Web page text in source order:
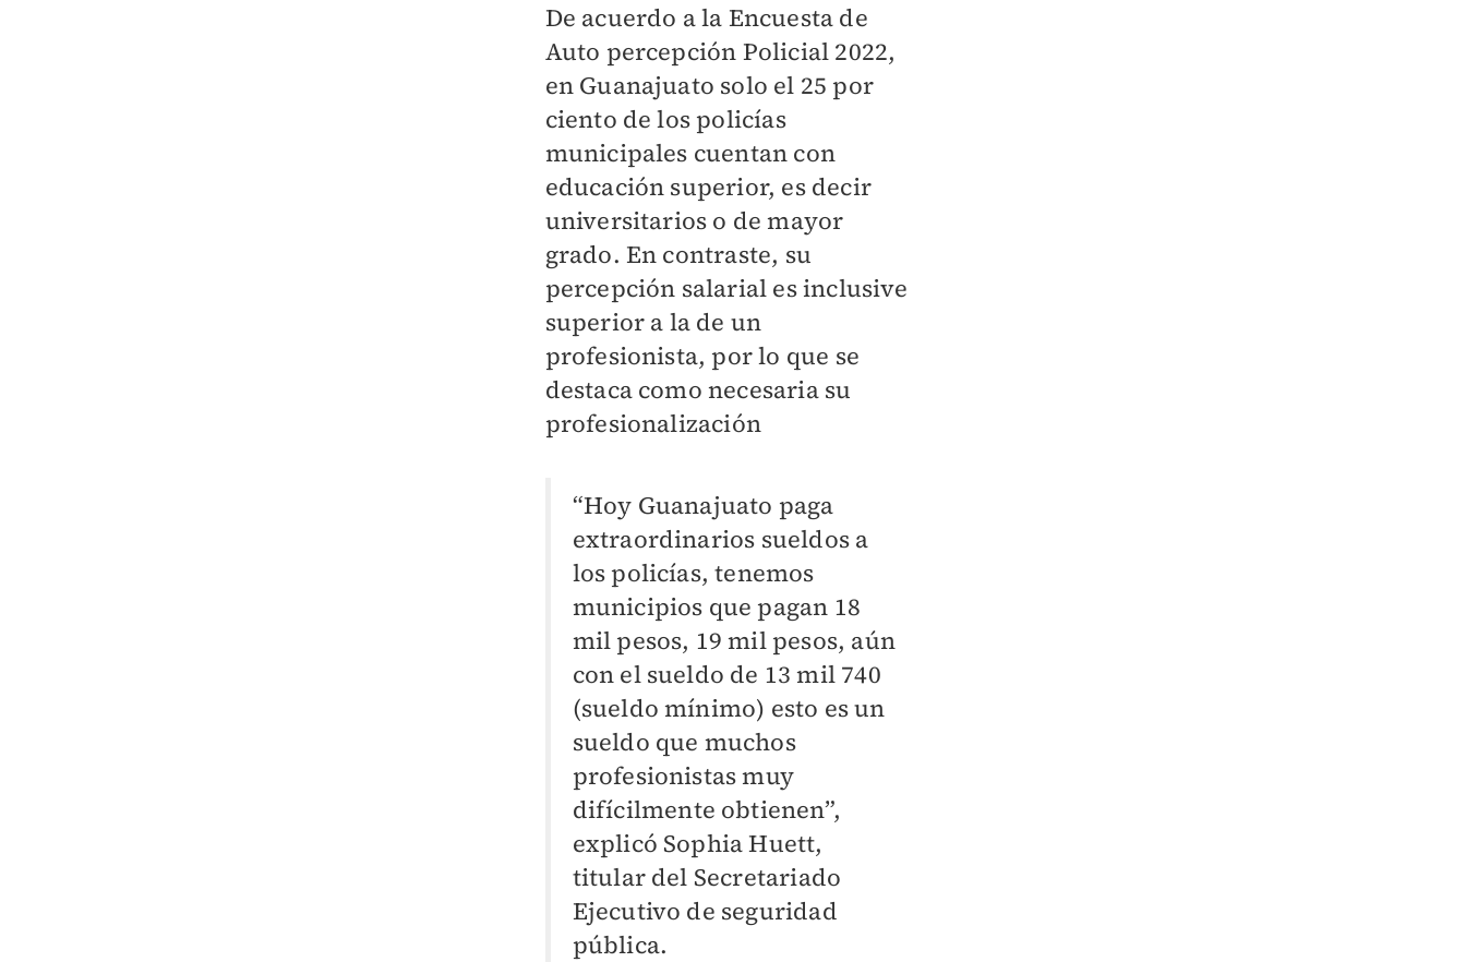
De acuerdo a la Encuesta de
Auto percepción Policial 2022,
en Guanajuato solo el 25 por
ciento de los policías
municipales cuentan con
educación superior, es decir
universitarios o de mayor
grado. En contraste, su
percepción salarial es inclusive
superior a la de un
profesionista, por lo que se
destaca como necesaria su
profesionalización
“Hoy Guanajuato paga
extraordinarios sueldos a
los policías, tenemos
municipios que pagan 18
mil pesos, 19 mil pesos, aún
con el sueldo de 13 mil 740
(sueldo mínimo) esto es un
sueldo que muchos
profesionistas muy
difícilmente obtienen”,
explicó Sophia Huett,
titular del Secretariado
Ejecutivo de seguridad
pública.